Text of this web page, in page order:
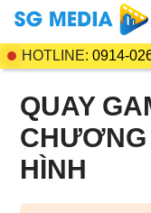
HOTLINE: 0914-
QUAY
CHƯƠNG
HÌNH